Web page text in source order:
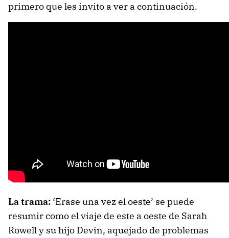
primero que les invito a ver a continuación.
La trama: ‘Erase una vez el oeste’ se puede
resumir como el viaje de este a oeste de Sarah
Rowell y su hijo Devin, aquejado de problemas